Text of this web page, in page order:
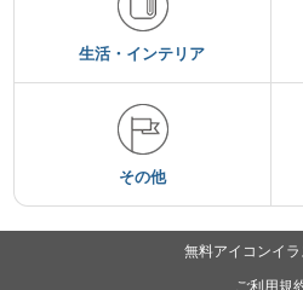
生活・インテリア
その他
無料アイコンイ
ご利用規